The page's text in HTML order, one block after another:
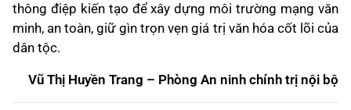
thông điệp kiến tạo để xây dựng môi trường mạng văn
minh, an toàn, giữ gìn trọn vẹn giá trị văn hóa cốt lõi của
dân tộc.
Vũ Thị Huyền Trang – Phòng An ninh chính trị nội bộ